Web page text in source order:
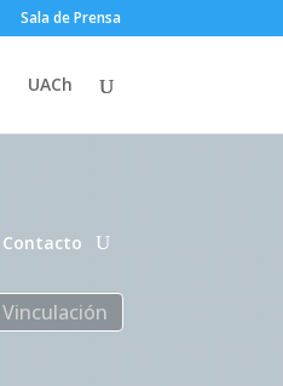
Sala de Prensa
UACh
Contacto
Vinculación